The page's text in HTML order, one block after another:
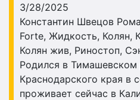
3/28/2025
Константин Швецов
Forte, Жидкость, Колян,
Колян жив, Риностоп,
Родился в Тимашевском
Краснодарского края в
проживает сейчас в